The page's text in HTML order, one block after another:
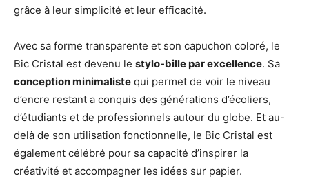
grâce à leur simplicité et leur efficacité.
Avec sa forme transparente et son capuchon coloré, le
Bic Cristal est devenu le stylo-bille par excellence. Sa
conception minimaliste qui permet de voir le niveau
d’encre restant a conquis des générations d’écoliers,
d’étudiants et de professionnels autour du globe. Et au-
delà de son utilisation fonctionnelle, le Bic Cristal est
également célébré pour sa capacité d’inspirer la
créativité et accompagner les idées sur papier.